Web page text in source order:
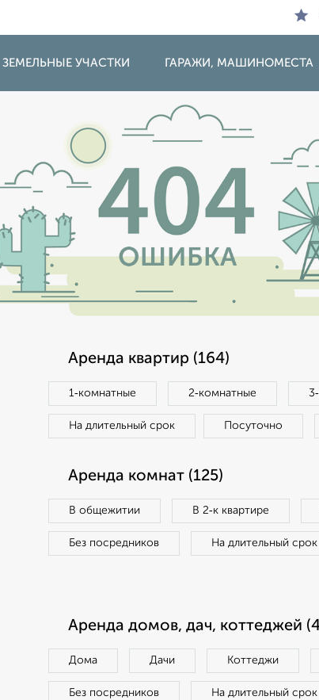
ЗЕМЕЛЬНЫЕ УЧАСТКИ ГАРАЖИ, МАШИНОМЕСТА
Аренда квартир (164)
1‑комнатные 2‑комнатные
На длительный срок Посуточно
Аренда комнат (125)
В общежитии В 2‑к квартире
Без посредников На длительный срок
Аренда домов, дач, коттеджей
Дома Дачи Коттеджи
Без посредников На длительный срок